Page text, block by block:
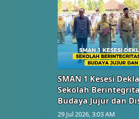
SMAN 1 Kesesi
Sekolah
Budaya Jujur dan
29 Jul 2026, 3:03 AM